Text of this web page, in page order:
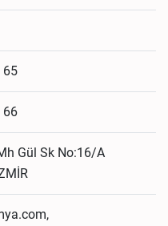
65
66
Gül Sk No:16/A